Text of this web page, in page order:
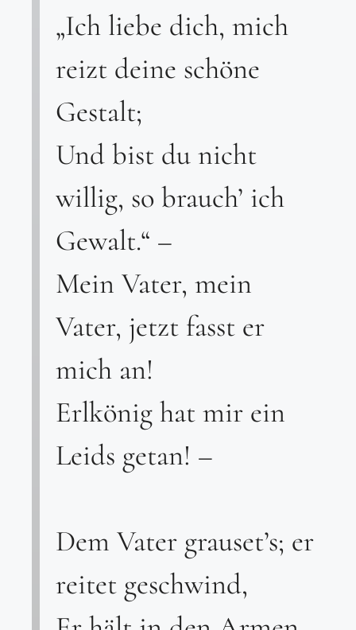
„Ich liebe dich, mich
reizt deine schöne
Gestalt;
Und bist du nicht
willig, so brauch’ ich
Gewalt.“ –
Mein Vater, mein
Vater, jetzt fasst er
mich an!
Erlkönig hat mir ein
Leids getan! –
Dem Vater grauset’s; er
reitet geschwind,